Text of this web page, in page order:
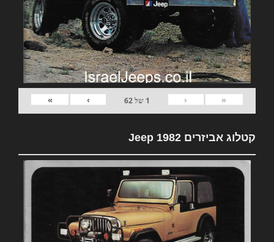
«
‹
1 של62
›
»
קטלוג אביזרים 1982 Jeep